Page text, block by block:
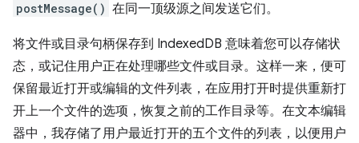
postMessage() 在同一顶级源之间发送它们。
将文件或目录句柄保存到 IndexedDB 意味着您可以存储状
态，或记住用户正在处理哪些文件或目录。这样一来，便可
保留最近打开或编辑的文件列表，在应用打开时提供重新打
开上一个文件的选项，恢复之前的工作目录等。在文本编辑
器中，我存储了用户最近打开的五个文件的列表，以便用户